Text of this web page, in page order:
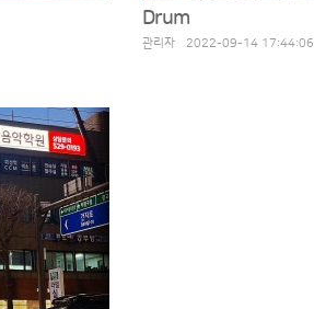
Drum
관리자 2022-09-14 17:44:06